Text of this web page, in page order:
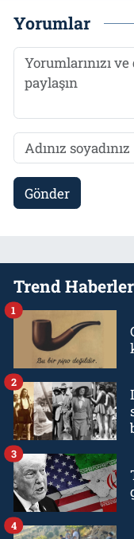
Yorumlar
Gönder
Trend Haberler
1
2
3
4